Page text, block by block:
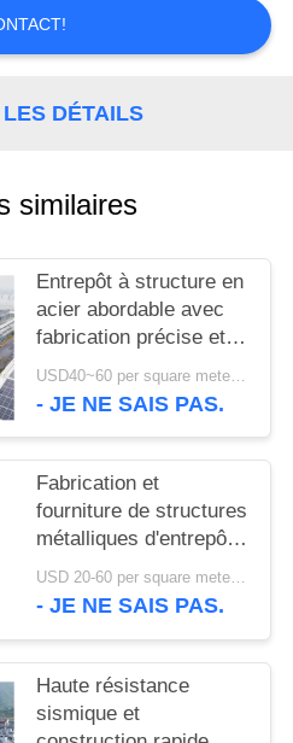
DÉTAILS
similaires
Entrepôt à structure en
acier abordable avec
fabrication précise et
solution de livraison
unique
USD40~60 per square meter MOQ:1000 sqm
- JE NE SAIS PAS.
Fabrication et
fourniture de structures
métalliques d'entrepôt
avec conception de
portiques
USD 20-60 per square meter MOQ:1000 M²
- JE NE SAIS PAS.
Haute résistance
sismique et